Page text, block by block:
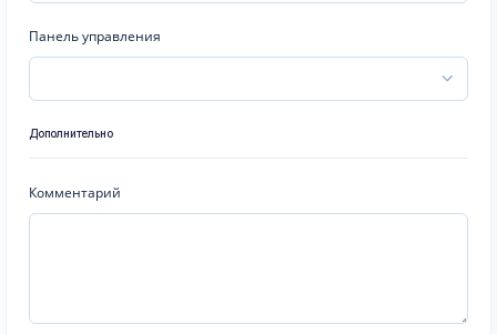
Панель управления
Дополнительно
Комментарий